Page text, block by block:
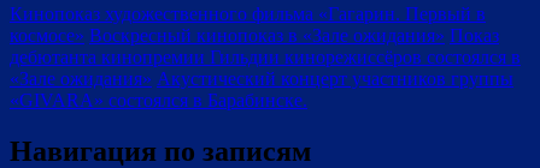
Кинопоказ художественного фильма «Гагарин. Первый в
космосе» Воскресный кинопоказ в «Зале ожидания» Показ
дебютанта кинопремии Гильдии кинорежиссёров состоялся в
«Зале ожидания» Акустический концерт участников группы
«GIVARA» состоялся в Барабинске.
Навигация по записям